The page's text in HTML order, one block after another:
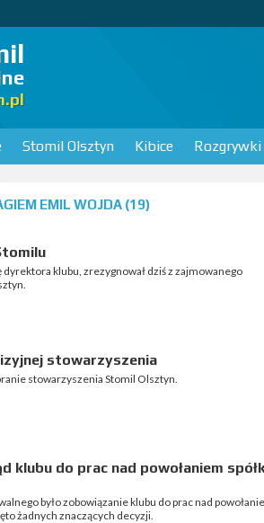
Stomil Olsztyn Kibice Rozgrywki
EMIL WOJDA (19)
klubu, zrezygnował dziś z zajmowanego
stowarzyszenia
stowarzyszenia Stomil Olsztyn.
klubu do prac nad powołaniem
było zobowiązanie klubu do prac nad
żadnych znaczących decyzji.